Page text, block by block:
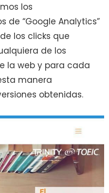
los
de “Google Analytics”
los clicks que
de los
la web y para cada
manera
obtenidas.